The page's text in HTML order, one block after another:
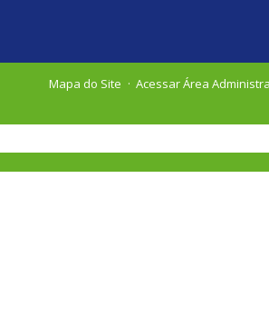
Mapa do Site Acessar Área